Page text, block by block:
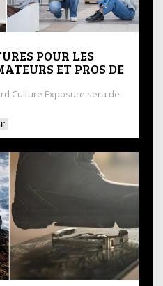
POUR LES
ET PROS DE
Culture Exposure sera de